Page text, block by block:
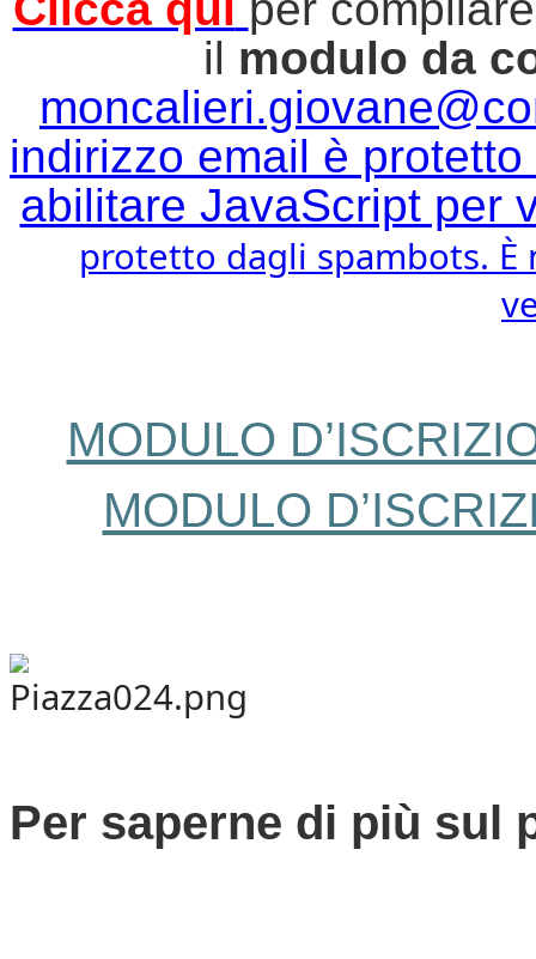
il modulo da
moncalieri
indirizzo email è
abilitare JavaScript per
protetto dagli spambots. È
MODULO
MODULO
Per saperne di più sul